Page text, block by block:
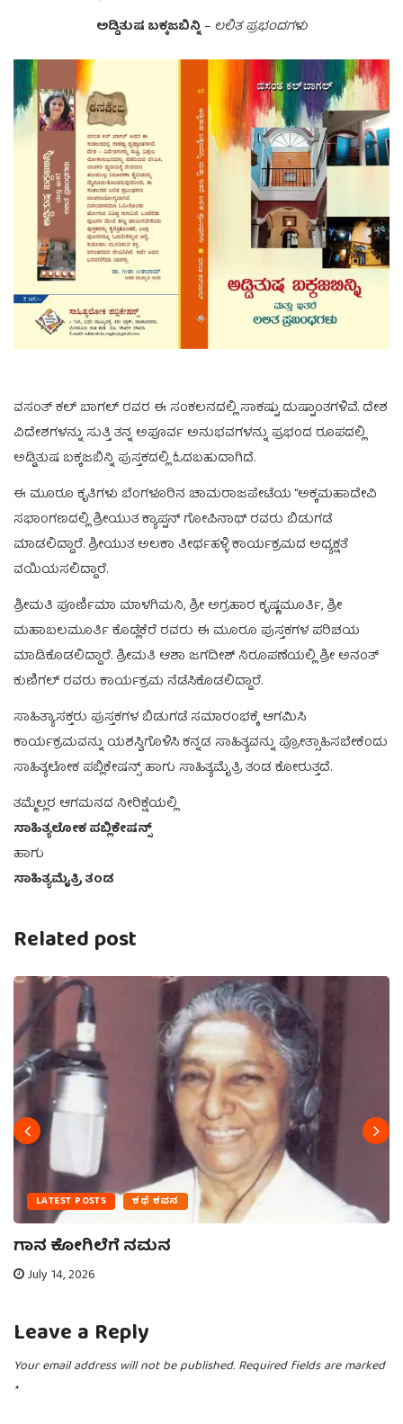
ಅಡ್ಡಿತುಷ ಬಕ್ಕಜಬಿನ್ನಿ– ಲಲಿತ ಪ್ರಭಂದಗಳು
ವಸಂತ್ ಕಲ್ ಬಾಗಲ್ ರವರ ಈ ಸಂಕಲನದಲ್ಲಿ ಸಾಕಷ್ಟು ದುಷ್ಟಾಂತಗಳಿವೆ. ದೇಶ
ವಿದೇಶಗಳನ್ನು ಸುತ್ತಿ ತನ್ನ ಅಪೂರ್ವ ಅನುಭವಗಳನ್ನು ಪ್ರಭಂದ ರೂಪದಲ್ಲಿ
ಅಡ್ಡಿತುಷ ಬಕ್ಕಜಬಿನ್ನಿ ಪುಸ್ತಕದಲ್ಲಿ ಓದಬಹುದಾಗಿದೆ.
ಈ ಮೂರೂ ಕೃತಿಗಳು ಬೆಂಗಳೂರಿನ ಚಾಮರಾಜಪೇಟೆಯ “ಅಕ್ಕಮಹಾದೇವಿ
ಸಭಾಂಗಣದಲ್ಲಿ ಶ್ರೀಯುತ ಕ್ಯಾಪ್ಟನ್ ಗೋಪಿನಾಥ್ ರವರು ಬಿಡುಗಡೆ
ಮಾಡಲಿದ್ದಾರೆ. ಶ್ರೀಯುತ ಅಲಕಾ ತೀರ್ಥಹಳ್ಳಿ ಕಾರ್ಯಕ್ರಮದ ಅಧ್ಯಕ್ಷತೆ
ವಯಿಯಸಲಿದ್ದಾರೆ.
ಶ್ರೀಮತಿ ಪೂರ್ಣಿಮಾ ಮಾಳಗಿಮನಿ, ಶ್ರೀ ಅಗ್ರಹಾರ ಕೃಷ್ಣಮೂರ್ತಿ, ಶ್ರೀ
ಮಹಾಬಲಮೂರ್ತಿ ಕೊಡ್ಲೆಕೆರೆ ರವರು ಈ ಮೂರೂ ಪುಸ್ತಕಗಳ ಪರಿಚಯ
ಮಾಡಿಕೊಡಲಿದ್ದಾರೆ. ಶ್ರೀಮತಿ ಆಶಾ ಜಗದೀಶ್ ನಿರೂಪಣೆಯಲ್ಲಿ ಶ್ರೀ ಅನಂತ್
ಕುಣಿಗಲ್ ರವರು ಕಾರ್ಯಕ್ರಮ ನೆಡೆಸಿಕೊಡಲಿದ್ದಾರೆ.
ಸಾಹಿತ್ಯಾಸಕ್ತರು ಪುಸ್ತಕಗಳ ಬಿಡುಗಡೆ ಸಮಾರಂಭಕ್ಕೆ ಆಗಮಿಸಿ
ಕಾರ್ಯಕ್ರಮವನ್ನು ಯಶಸ್ವಿಗೊಳಿಸಿ ಕನ್ನಡ ಸಾಹಿತ್ಯವನ್ನು ಪ್ರೋತ್ಸಾಹಿಸಬೇಕೆಂದು
ಸಾಹಿತ್ಯಲೋಕ ಪಬ್ಲಿಕೇಷನ್ಸ್ ಹಾಗು ಸಾಹಿತ್ಯಮೈತ್ರಿ ತಂಡ ಕೋರುತ್ತದೆ.
ತಮ್ಮೆಲ್ಲರ ಆಗಮನದ ನೀರಿಕ್ಷೆಯಲ್ಲಿ
ಸಾಹಿತ್ಯಲೋಕ ಪಬ್ಲಿಕೇಷನ್ಸ್
ಹಾಗು
ಸಾಹಿತ್ಯಮೈತ್ರಿ ತಂಡ
Related post
LATEST POSTS ಕಥೆ ಕವನ
ಗಾನ ಕೋಗಿಲೆಗೆ ನಮನ
July 14, 2026
Leave a Reply
Your email address will not be published. Required fields are marked
*